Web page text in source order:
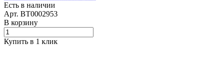
Есть в наличии
Арт. BT0002953
В корзину
Купить в 1 клик